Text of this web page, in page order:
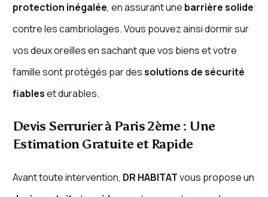
protection inégalée, en assurant une barrière solide
contre les cambriolages. Vous pouvez ainsi dormir sur
vos deux oreilles en sachant que vos biens et votre
famille sont protégés par dessolutions de sécurité
fiableset durables.
Devis Serrurier à Paris 2ème : Une
Estimation Gratuite et Rapide
Avant toute intervention, DR HABITATvous propose un